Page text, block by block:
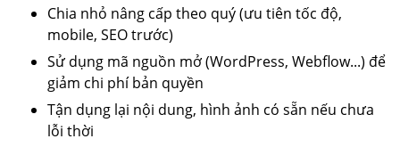
Chia nhỏ nâng cấp theo quý (ưu tiên tốc độ,
mobile, SEO trước)
Sử dụng mã nguồn mở (WordPress, Webflow...) để
giảm chi phí bản quyền
Tận dụng lại nội dung, hình ảnh có sẵn nếu chưa
lỗi thời